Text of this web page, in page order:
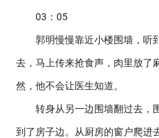
03：05
郭明慢慢靠近小楼围墙，听
去，马上传来抢食声，肉里放了
然，他不会让医生知道。
转身从另一边围墙翻过去，
到了房子边。从厨房的窗户爬进